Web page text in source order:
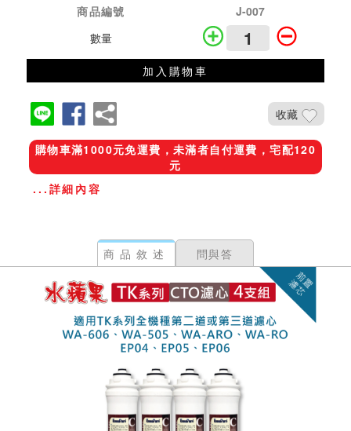
商品編號
J-007
數量
加入購物車
收藏
購物車滿1000元免運費，未滿者自付運費，宅配120
元
...詳細內容
商品敘述 問與答